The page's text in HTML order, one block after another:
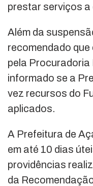
prestar serviços
Além da
recomendado
pela Procuradoria
informado se a
vez recursos do
aplicados.
A Prefeitura de
em até 10 dias
providências
da